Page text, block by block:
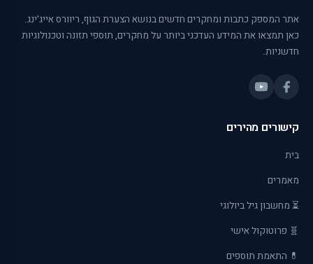
אתר המספק כתבות ומחקרים חדשים בנושא הצערת הגוף, ריוורס אייג'ינג.
כאן תמצאו את המידע העדכני ביותר על מחקרים, תוספי תזונה וטכנולוגיות
חדשניות.
קישורים מהירים
בית
מאמרים
⏳ מחשבון גיל ביולוגי
🧬 פרוטוקול אישי
💊 התאמת תוספים